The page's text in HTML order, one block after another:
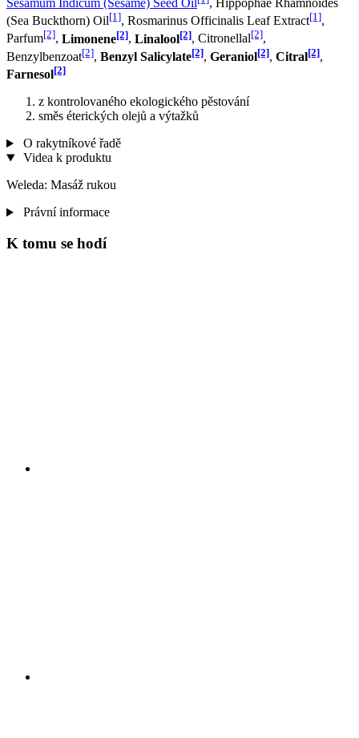
Sesamum Indicum (Sesame) Seed Oil
, Hippophae Rhamnoides
(Sea Buckthorn) Oil[1], Rosmarinus Officinalis Leaf Extract[1],
Parfum[2], Limonene[2], Linalool[2], Citronellal[2],
Benzylbenzoat[2], Benzyl Salicylate[2], Geraniol[2], Citral[2],
Farnesol[2]
z kontrolovaného ekologického pěstování
směs éterických olejů a výtažků
O rakytníkové řadě
Videa k produktu
Weleda: Masáž rukou
Právní informace
K tomu se hodí